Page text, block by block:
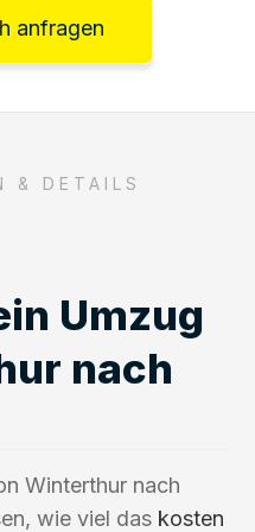
anfragen
& DETAILS
Umzug
nach
Winterthur nach
wie viel das kosten